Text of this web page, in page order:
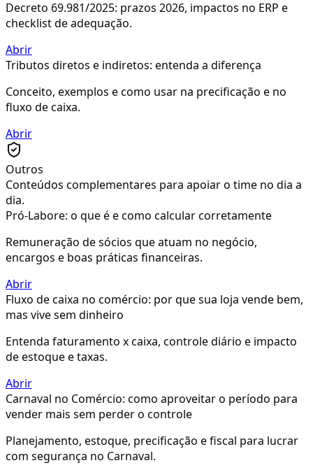
Decreto 69.981/2025: prazos 2026, impactos no ERP e
checklist de adequação.
Abrir
Tributos diretos e indiretos: entenda a diferença
Conceito, exemplos e como usar na precificação e no
fluxo de caixa.
Abrir
Outros
Conteúdos complementares para apoiar o time no dia a
dia.
Pró-Labore: o que é e como calcular corretamente
Remuneração de sócios que atuam no negócio,
encargos e boas práticas financeiras.
Abrir
Fluxo de caixa no comércio: por que sua loja vende bem,
mas vive sem dinheiro
Entenda faturamento x caixa, controle diário e impacto
de estoque e taxas.
Abrir
Carnaval no Comércio: como aproveitar o período para
vender mais sem perder o controle
Planejamento, estoque, precificação e fiscal para lucrar
com segurança no Carnaval.